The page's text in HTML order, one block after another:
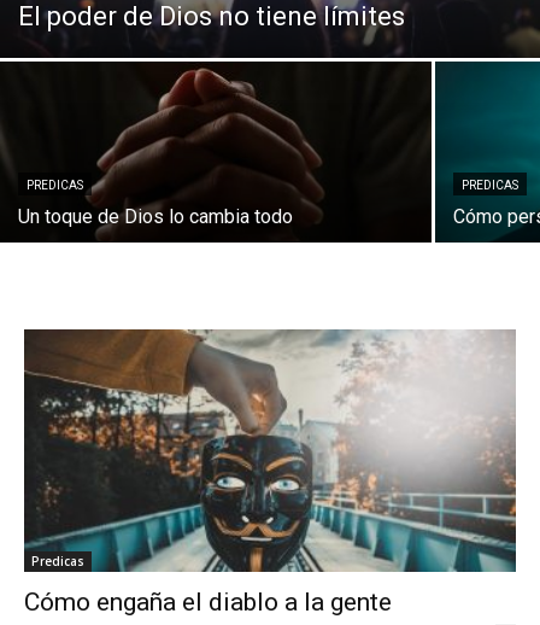
El poder de Dios no tiene límites
PREDICAS
Un toque de Dios lo cambia todo
PREDICAS
Cómo
Predicas
Cómo engaña el diablo a la gente